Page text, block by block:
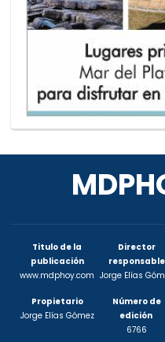
Titulo de la
publicación
www.mdphoy.com
Propietario
Jorge Elías Gómez
Director
responsable
Jorge Elías
Número de
edición
6766